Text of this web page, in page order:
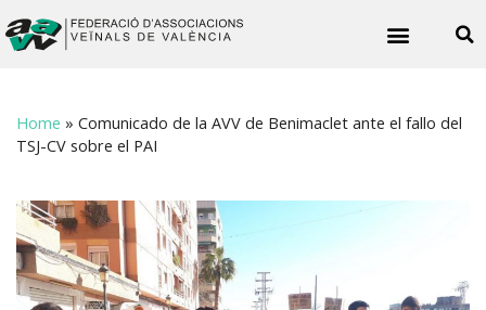
Home » Comunicado de la AVV de Benimaclet ante el fallo del
TSJ-CV sobre el PAI